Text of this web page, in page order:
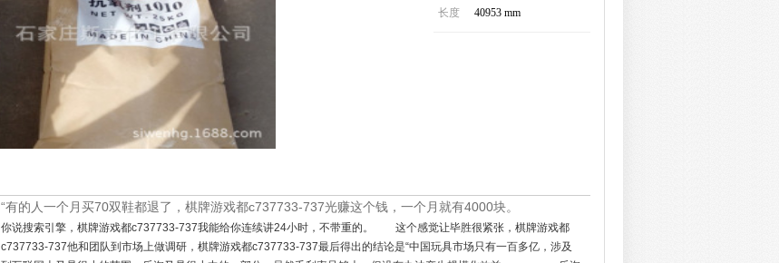
长度 40953 mm
“有的人一个月买70双鞋都退了，棋牌游戏都c737733-737光赚这个钱，一个月就有4000块。
你说搜索引擎，棋牌游戏都c737733-737我能给你连续讲24小时，不带重的。 这个感觉让毕胜很紧张，棋牌游戏都
c737733-737他和团队到市场上做调研，棋牌游戏都c737733-737最后得出的结论是“中国玩具市场只有一百多亿，涉及